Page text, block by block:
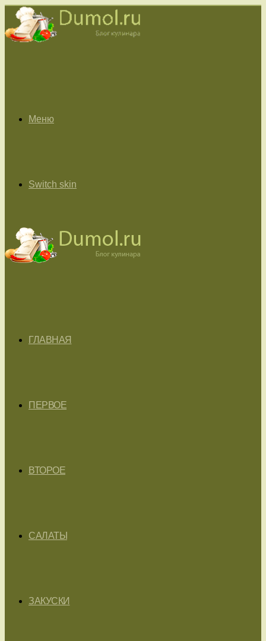
Меню
Switch skin
ГЛАВНАЯ
ПЕРВОЕ
ВТОРОЕ
САЛАТЫ
ЗАКУСКИ